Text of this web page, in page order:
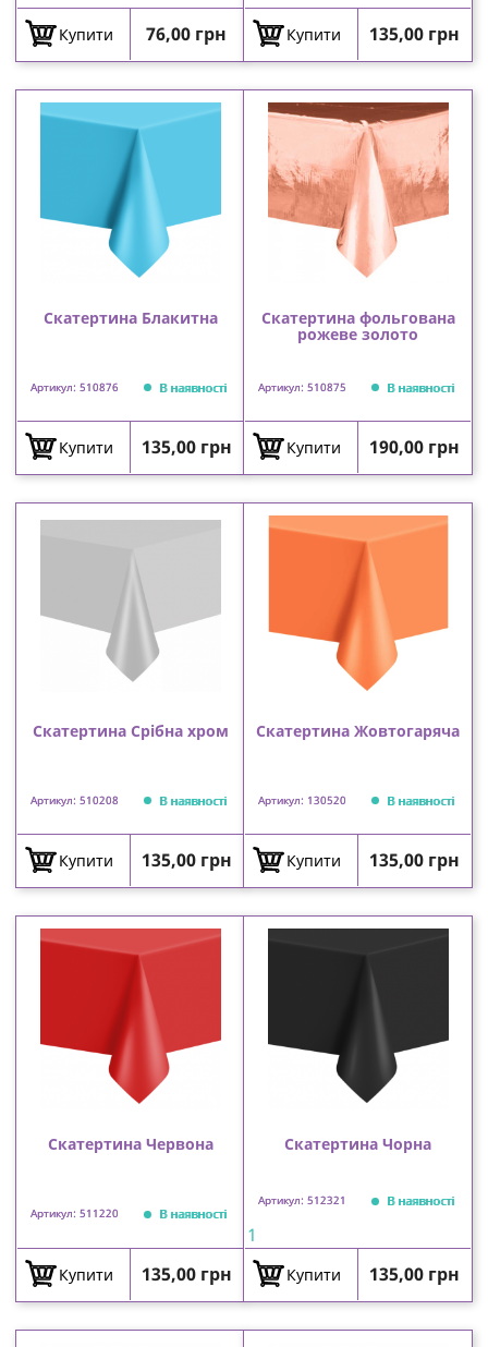
Купити Ціна
76,00 грн Купити Ціна
135,00 грн
Скатертина Блакитна
Артикул: 510876 В наявності
Купити Ціна
135,00 грн
Скатертина фольгована
рожеве золото
Артикул: 510875 В наявності
Купити Ціна
190,00 грн
Скатертина Срібна хром
Артикул: 510208 В наявності
Купити Ціна
135,00 грн
Скатертина Жовтогаряча
Артикул: 130520 В наявності
Купити Ціна
135,00 грн
Скатертина Червона
Артикул: 511220 В наявності
Купити Ціна
135,00 грн
Скатертина Чорна
Артикул: 512321 В наявності
1
Купити Ціна
135,00 грн